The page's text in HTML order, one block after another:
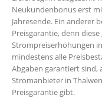
Neukundenbonus erst
Jahresende. Ein anderer
Preisgarantie, denn
Strompreiserhöhungen
mindestens alle
Abgaben garantiert sind,
Stromanbieter in
Preisgarantie gibt.